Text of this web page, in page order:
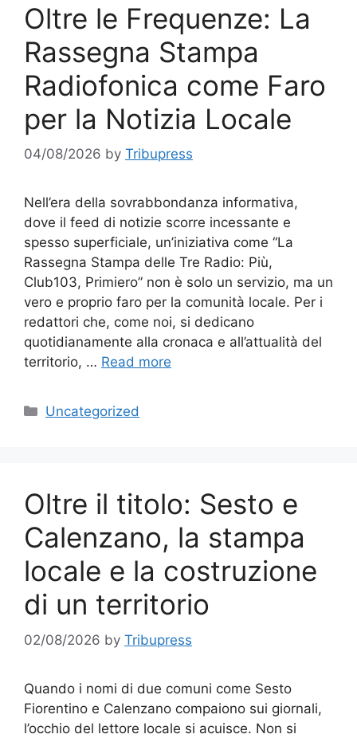
Oltre le Frequenze: La
Rassegna Stampa
Radiofonica come Faro
per la Notizia Locale
04/08/2026 by Tribupress
Nell’era della sovrabbondanza informativa,
dove il feed di notizie scorre incessante e
spesso superficiale, un’iniziativa come “La
Rassegna Stampa delle Tre Radio: Più,
Club103, Primiero” non è solo un servizio, ma un
vero e proprio faro per la comunità locale. Per i
redattori che, come noi, si dedicano
quotidianamente alla cronaca e all’attualità del
territorio, … Read more
Categories
Uncategorized
Oltre il titolo: Sesto e
Calenzano, la stampa
locale e la costruzione
di un territorio
02/08/2026 by Tribupress
Quando i nomi di due comuni come Sesto
Fiorentino e Calenzano compaiono sui giornali,
l’occhio del lettore locale si acuisce. Non si